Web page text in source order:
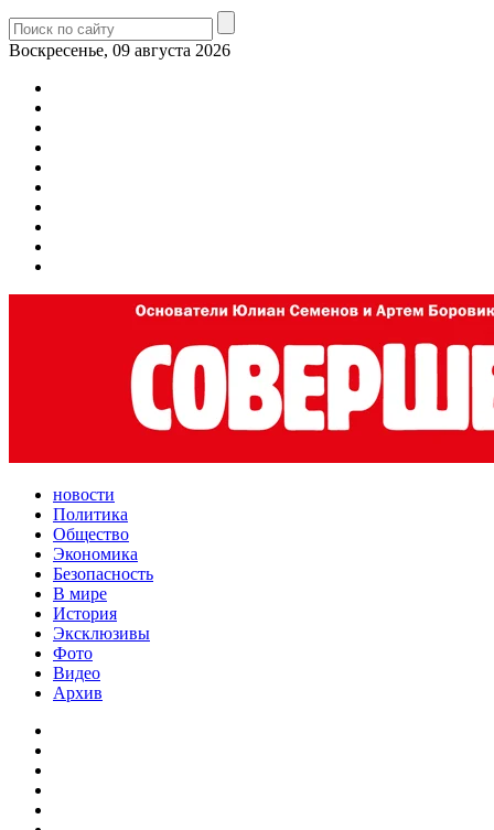
Воскресенье, 09 августа 2026
новости
Политика
Общество
Экономика
Безопасность
В мире
История
Эксклюзивы
Фото
Видео
Архив